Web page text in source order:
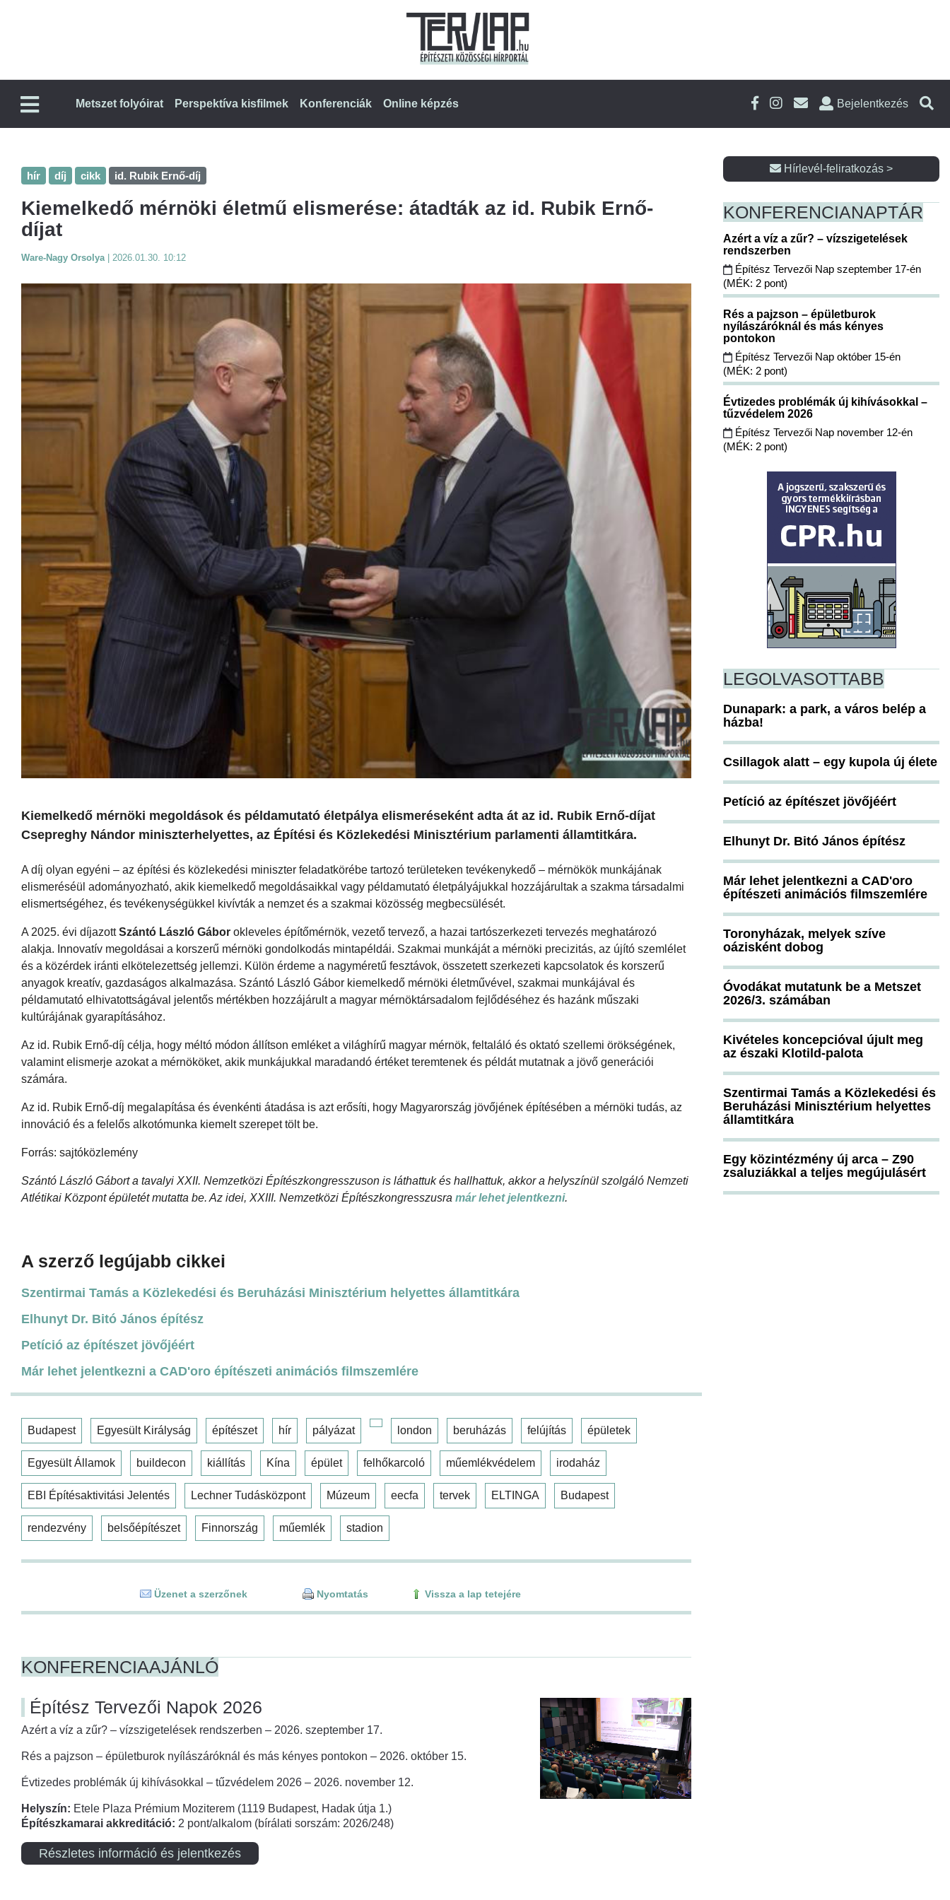
Metszet folyóirat Perspektíva kisfilmek Konferenciák Online képzés Bejelentkezés
hír díj cikk id. Rubik Ernő-díj
Kiemelkedő mérnöki életmű elismerése: átadták az id. Rubik Ernő-
díjat
Ware-Nagy Orsolya 2026.01.30. 10:12
Kiemelkedő mérnöki megoldások és példamutató életpálya elismeréseként adta át az id. Rubik Ernő-díjat
Csepreghy Nándor miniszterhelyettes, az Építési és Közlekedési Minisztérium parlamenti államtitkára.
A díj olyan egyéni – az építési és közlekedési miniszter feladatkörébe tartozó területeken tevékenykedő – mérnökök munkájának
elismeréséül adományozható, akik kiemelkedő megoldásaikkal vagy példamutató életpályájukkal hozzájárultak a szakma társadalmi
elismertségéhez, és tevékenységükkel kivívták a nemzet és a szakmai közösség megbecsülését.
A 2025. évi díjazottSzántó László Gábor okleveles építőmérnök, vezető tervező, a hazai tartószerkezeti tervezés meghatározó
alakja. Innovatív megoldásai a korszerű mérnöki gondolkodás mintapéldái. Szakmai munkáját a mérnöki precizitás, az újító szemlélet
és a közérdek iránti elkötelezettség jellemzi. Külön érdeme a nagyméretű fesztávok, összetett szerkezeti kapcsolatok és korszerű
anyagok kreatív, gazdaságos alkalmazása. Szántó László Gábor kiemelkedő mérnöki életművével, szakmai munkájával és
példamutató elhivatottságával jelentős mértékben hozzájárult a magyar mérnöktársadalom fejlődéséhez és hazánk műszaki
kultúrájának gyarapításához.
Az id. Rubik Ernő-díj célja, hogy méltó módon állítson emléket a világhírű magyar mérnök, feltaláló és oktató szellemi örökségének,
valamint elismerje azokat a mérnököket, akik munkájukkal maradandó értéket teremtenek és példát mutatnak a jövő generációi
számára.
Az id. Rubik Ernő-díj megalapítása és évenkénti átadása is azt erősíti, hogy Magyarország jövőjének építésében a mérnöki tudás, az
innováció és a felelős alkotómunka kiemelt szerepet tölt be.
Forrás: sajtóközlemény
Szántó László Gábort a tavalyi XXII. Nemzetközi Építészkongresszuson is láthattuk és hallhattuk, akkor a helyszínül szolgáló Nemzeti
Atlétikai Központ épületét mutatta be. Az idei, XXIII. Nemzetközi Építészkongresszusra már lehet jelentkezni.
A szerző legújabb cikkei
Szentirmai Tamás a Közlekedési és Beruházási Minisztérium helyettes államtitkára
Elhunyt Dr. Bitó János építész
Petíció az építészet jövőjéért
Már lehet jelentkezni a CAD'oro építészeti animációs filmszemlére
Budapest Egyesült Királyság építészet hír pályázat london beruházás felújítás épületek
Egyesült Államok buildecon kiállítás Kína épület felhőkarcoló műemlékvédelem irodaház
EBI Építésaktivitási Jelentés Lechner Tudásközpont Múzeum eecfa tervek ELTINGA Budapest
rendezvény belsőépítészet Finnország műemlék stadion
Üzenet a szerzőnek Nyomtatás Vissza a lap tetejére
KONFERENCIAAJÁNLÓ
Építész Tervezői Napok 2026
Azért a víz a zűr? – vízszigetelések rendszerben – 2026. szeptember 17.
Rés a pajzson – épületburok nyílászáróknál és más kényes pontokon – 2026. október 15.
Évtizedes problémák új kihívásokkal – tűzvédelem 2026 – 2026. november 12.
Helyszín: Etele Plaza Prémium Moziterem (1119 Budapest, Hadak útja 1.)
Építészkamarai akkreditáció: 2 pont/alkalom (bírálati sorszám: 2026/248)
Részletes információ és jelentkezés
Hírlevél-feliratkozás >
KONFERENCIANAPTÁR
Azért a víz a zűr? – vízszigetelések
rendszerben
Építész Tervezői Nap szeptember 17-én
(MÉK: 2 pont)
Rés a pajzson – épületburok
nyílászáróknál és más kényes
pontokon
Építész Tervezői Nap október 15-én
(MÉK: 2 pont)
Évtizedes problémák új kihívásokkal –
tűzvédelem 2026
Építész Tervezői Nap november 12-én
(MÉK: 2 pont)
LEGOLVASOTTABB
Dunapark: a park, a város belép a
házba!
Csillagok alatt – egy kupola új élete
Petíció az építészet jövőjéért
Elhunyt Dr. Bitó János építész
Már lehet jelentkezni a CAD'oro
építészeti animációs filmszemlére
Toronyházak, melyek szíve
oázisként dobog
Óvodákat mutatunk be a Metszet
2026/3. számában
Kivételes koncepcióval újult meg
az északi Klotild-palota
Szentirmai Tamás a Közlekedési és
Beruházási Minisztérium helyettes
államtitkára
Egy közintézmény új arca – Z90
zsaluziákkal a teljes megújulásért